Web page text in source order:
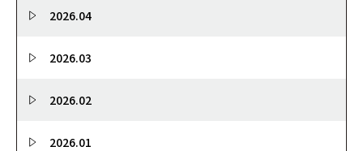
2026.04
2026.03
2026.02
2026.01